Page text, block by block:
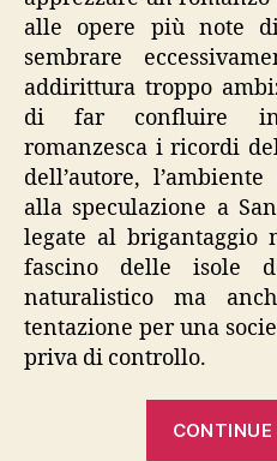
alle opere più note di
sembrare
addirittura troppo
di far confluire in
romanzesca i ricordi
dell’autore,
alla speculazione a
legate al
fascino delle isole
naturalistico ma
tentazione per una
priva di controllo.